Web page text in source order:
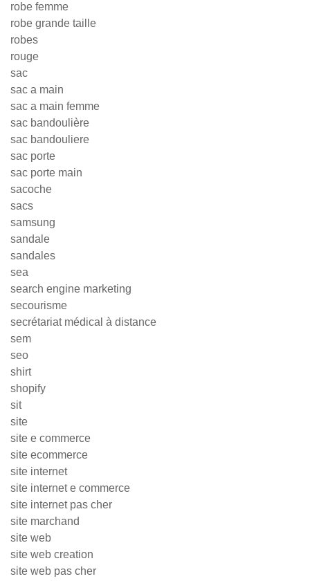
robe femme
robe grande taille
robes
rouge
sac
sac a main
sac a main femme
sac bandoulière
sac bandouliere
sac porte
sac porte main
sacoche
sacs
samsung
sandale
sandales
sea
search engine marketing
secourisme
secrétariat médical à distance
sem
seo
shirt
shopify
sit
site
site e commerce
site ecommerce
site internet
site internet e commerce
site internet pas cher
site marchand
site web
site web creation
site web pas cher